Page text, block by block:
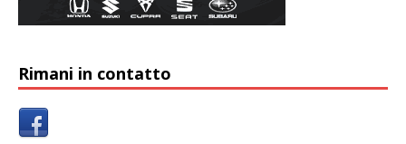
Rimani in contatto